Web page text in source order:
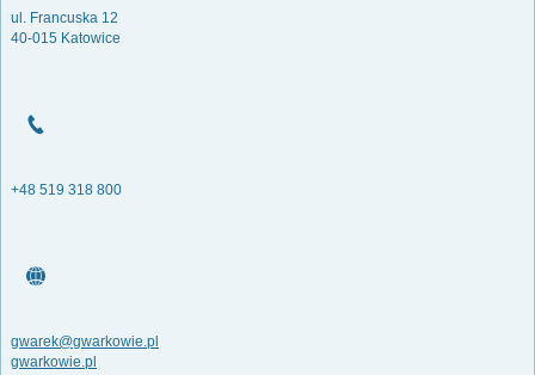
ul. Francuska 12
40-015 Katowice
+48 519 318 800
gwarek@gwarkowie.pl
gwarkowie.pl